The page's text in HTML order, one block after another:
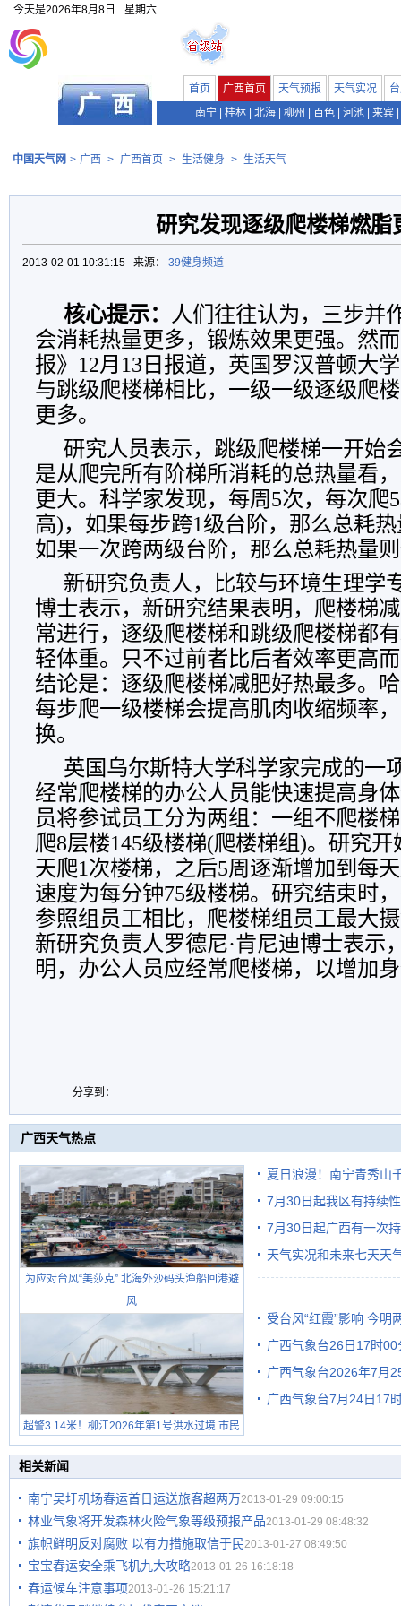
今天是2026年8月8日 星期六
首页 广西首页 天气预报 天气实况
南宁
桂林 北海 柳州 百色 河池 来宾
中国天气网 > 广西 > 广西首页 > 生活健身 > 生活天气
研究发现逐级爬楼梯燃脂
2013-02-01 10:31:15 来源： 39健身频道
核心提示：
人们往往认为，三步并
会消耗热量更多，锻炼效果更强。然
报》12月13日报道，英国罗汉普顿大
与跳级爬楼梯相比，一级一级逐级爬
更多。
研究人员表示，跳级爬楼梯一开始
是从爬完所有阶梯所消耗的总热量看
更大。科学家发现，每周5次，每次爬
高)，如果每步跨1级台阶，那么总耗
如果一次跨两级台阶，那么总耗热量
新研究负责人，比较与环境生理学
博士表示，新研究结果表明，爬楼梯
常进行，逐级爬楼梯和跳级爬楼梯都
轻体重。只不过前者比后者效率更高
结论是：逐级爬楼梯减肥好热最多。
每步爬一级楼梯会提高肌肉收缩频率
换。
英国乌尔斯特大学科学家完成的一
经常爬楼梯的办公人员能快速提高身
员将参试员工分为两组：一组不爬楼
爬8层楼145级楼梯(爬楼梯组)。研究
天爬1次楼梯，之后5周逐渐增加到每
速度为每分钟75级楼梯。研究结束时
参照组员工相比，爬楼梯组员工最大
新研究负责人罗德尼·肯尼迪博士表示
明，办公人员应经常爬楼梯，以增加
分享到：
广西天气热点
为应对台风“美莎克” 北海外沙码头渔船回港避
风
超警3.14米！柳江2026年第1号洪水过境 市民
在堤岸见证汛况
夏日浪漫！南宁青秀山
7月30日起我区有持续
7月30日起广西有一次
天气实况和未来七天天
受台风“红霞”影响 今明
有较强降雨
广西气象台26日17时
广西气象台2026年7月
级预警
广西气象台7月24日17
相关新闻
南宁吴圩机场春运首日运送旅客超两万2013-01-29 09:00:15
林业气象将开发森林火险气象等级预报产品2013-01-29 08:48:32
旗帜鲜明反对腐败 以有力措施取信于民2013-01-27 08:49:50
宝宝春运安全乘飞机九大攻略2013-01-26 16:18:18
春运候车注意事项2013-01-26 15:21:17